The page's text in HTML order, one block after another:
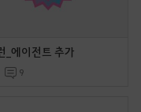
_에이전트 추가
9